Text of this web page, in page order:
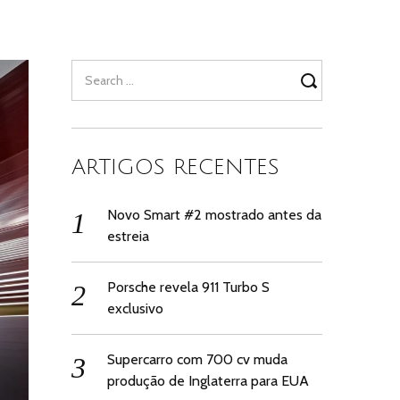
for:
ARTIGOS RECENTES
Novo Smart #2 mostrado antes da
estreia
Porsche revela 911 Turbo S
exclusivo
Supercarro com 700 cv muda
produção de Inglaterra para EUA